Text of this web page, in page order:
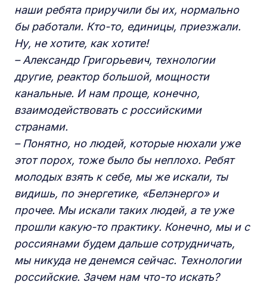
наши ребята приручили бы их, нормально
бы работали. Кто-то, единицы, приезжали.
Ну, не хотите, как хотите!
–Александр Григорьевич, технологии
другие, реактор большой, мощности
канальные. И нам проще, конечно,
взаимодействовать с российскими
странами.
– Понятно, но людей, которые нюхали уже
этот порох, тоже было бы неплохо. Ребят
молодых взять к себе, мы же искали, ты
видишь, по энергетике, «Белэнерго» и
прочее. Мы искали таких людей, а те уже
прошли какую-то практику. Конечно, мы и с
россиянами будем дальше сотрудничать,
мы никуда не денемся сейчас. Технологии
российские. Зачем нам что-то искать?